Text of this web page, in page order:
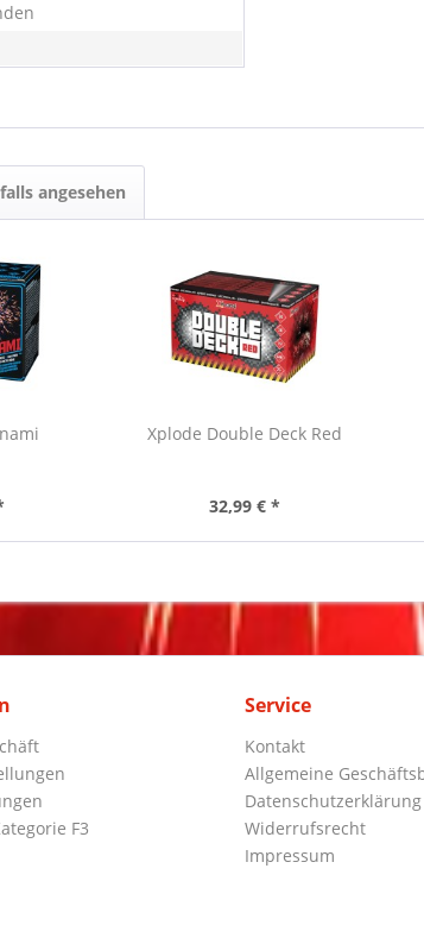
angesehen
Xplode Double Deck Red
32,99 € *
F3
Service
Kontakt
Allgemeine
Datenschutzerklärung
Widerrufsrecht
Impressum